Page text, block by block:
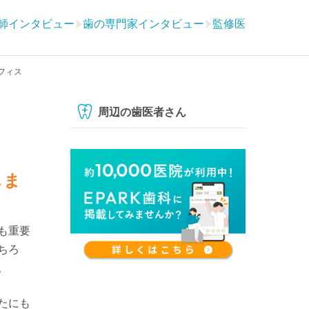
インタビュー 歯の専門家インタビュー 監修医
ィス
重要
ろ
にも
周辺の歯医者さん